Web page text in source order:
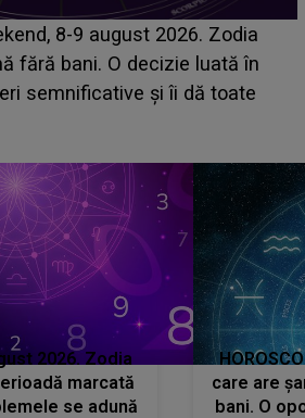
DETALIU ASCUNS până
concurentul din Casa Iubirii
NEAȘTEPTATĂ despre mama
față, eu nu te iubesc pentru
2026. Zodia
marcată
se adună
care are
bani. O